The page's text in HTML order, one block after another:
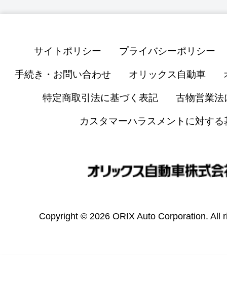
サイトポリシー プライバシーポリシー
手続き・お問い合わせ オリックス自動車
特定商取引法に基づく表記 古物営業法
カスタマーハラスメントに対する
Copyright © 2026 ORIX Auto Corporation. All